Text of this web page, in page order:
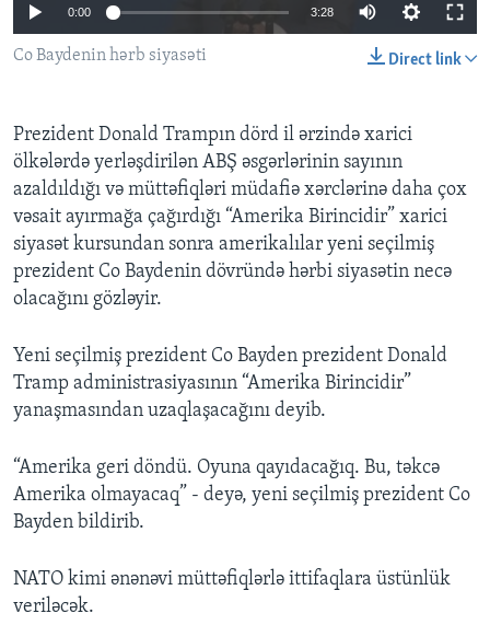
BIZI IZLƏYIN
Dillər
0:00 3:28
Direct link
Co Baydenin hərb siyasəti
Prezident Donald Trampın dörd il ərzində xarici
ölkələrdə yerləşdirilən ABŞ əsgərlərinin sayının
azaldıldığı və müttəfiqləri müdafiə xərclərinə daha çox
vəsait ayırmağa çağırdığı “Amerika Birincidir” xarici
siyasət kursundan sonra amerikalılar yeni seçilmiş
prezident Co Baydenin dövründə hərbi siyasətin necə
olacağını gözləyir.
Yeni seçilmiş prezident Co Bayden prezident Donald
Tramp administrasiyasının “Amerika Birincidir”
yanaşmasından uzaqlaşacağını deyib.
“Amerika geri döndü. Oyuna qayıdacağıq. Bu, təkcə
Amerika olmayacaq” - deyə, yeni seçilmiş prezident Co
Bayden bildirib.
NATO kimi ənənəvi müttəfiqlərlə ittifaqlara üstünlük
veriləcək.